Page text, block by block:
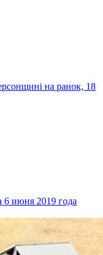
на ранок, 18
6 июня 2019 года